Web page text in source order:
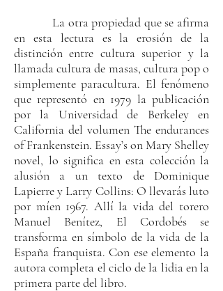
La otra propiedad que se afirma
en esta lectura es la erosión de la
distinción entre cultura superior y la
llamada cultura de masas, cultura pop o
simplemente paracultura. El fenómeno
que representó en 1979 la publicación
por la Universidad de Berkeley en
California del volumen The endurances
of Frankenstein. Essay’s on Mary Shelley
novel, lo significa en esta colección la
alusión a un texto de Dominique
Lapierre y Larry Collins: O llevarás luto
por míen 1967. Allí la vida del torero
Manuel Benítez, El Cordobés se
transforma en símbolo de la vida de la
España franquista. Con ese elemento la
autora completa el ciclo de la lidia en la
primera parte del libro.